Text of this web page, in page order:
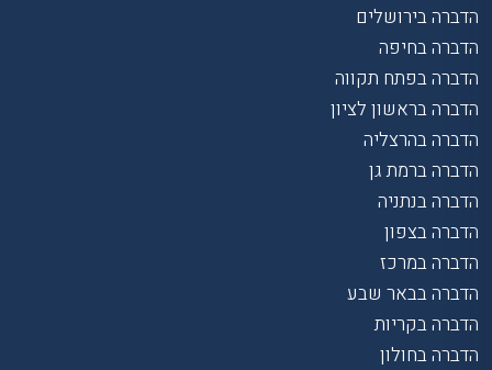
הדברה בירושלים
הדברה בחיפה
הדברה בפתח תקווה
הדברה בראשון לציון
הדברה בהרצליה
הדברה ברמת גן
הדברה בנתניה
הדברה בצפון
הדברה במרכז
הדברה בבאר שבע
הדברה בקריות
הדברה בחולון